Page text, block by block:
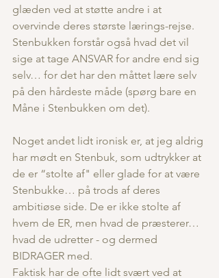
glæden ved at støtte andre i at
overvinde deres største lærings-rejse.
Stenbukken forstår også hvad det vil
sige at tage ANSVAR for andre end sig
selv… for det har den måttet lære selv
på den hårdeste måde (spørg bare en
Måne i Stenbukken om det).
Noget andet lidt ironisk er, at jeg aldrig
har mødt en Stenbuk, som udtrykker at
de er “stolte af" eller glade for at være
Stenbukke… på trods af deres
ambitiøse side. De er ikke stolte af
hvem de ER, men hvad de præsterer…
hvad de udretter - og dermed
BIDRAGER med.
Faktisk har de ofte lidt svært ved at